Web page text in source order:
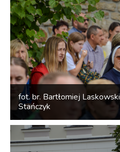
fot. br. Bartłomiej
Stańczyk